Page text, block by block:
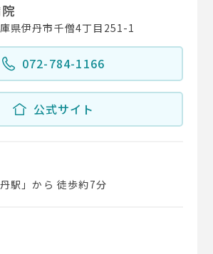
県伊丹市千僧4丁目251-1
072-784-1166
公式サイト
駅」から 徒歩約7分